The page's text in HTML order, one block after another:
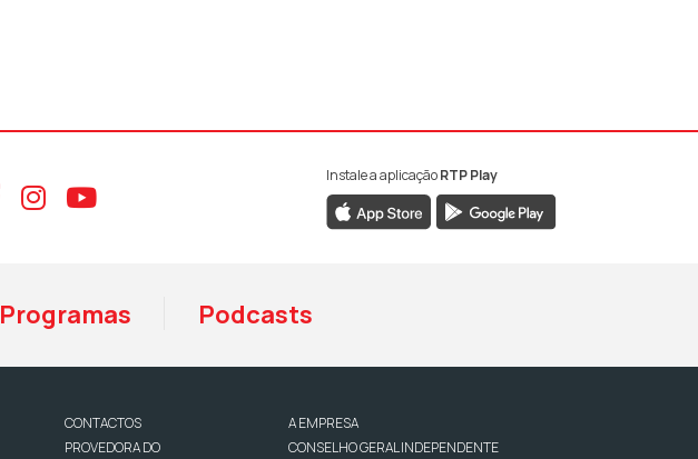
Aceder ao Facebook da RTP Antena 1
Aceder ao Instagram da RTP Antena 1
Aceder ao YouTube da RTP Antena 1
Instale a aplicaçãoRTP Play
Programas Podcasts
CONTACTOS
PROVEDORA DO
A EMPRESA
CONSELHO GERAL INDEPENDENTE